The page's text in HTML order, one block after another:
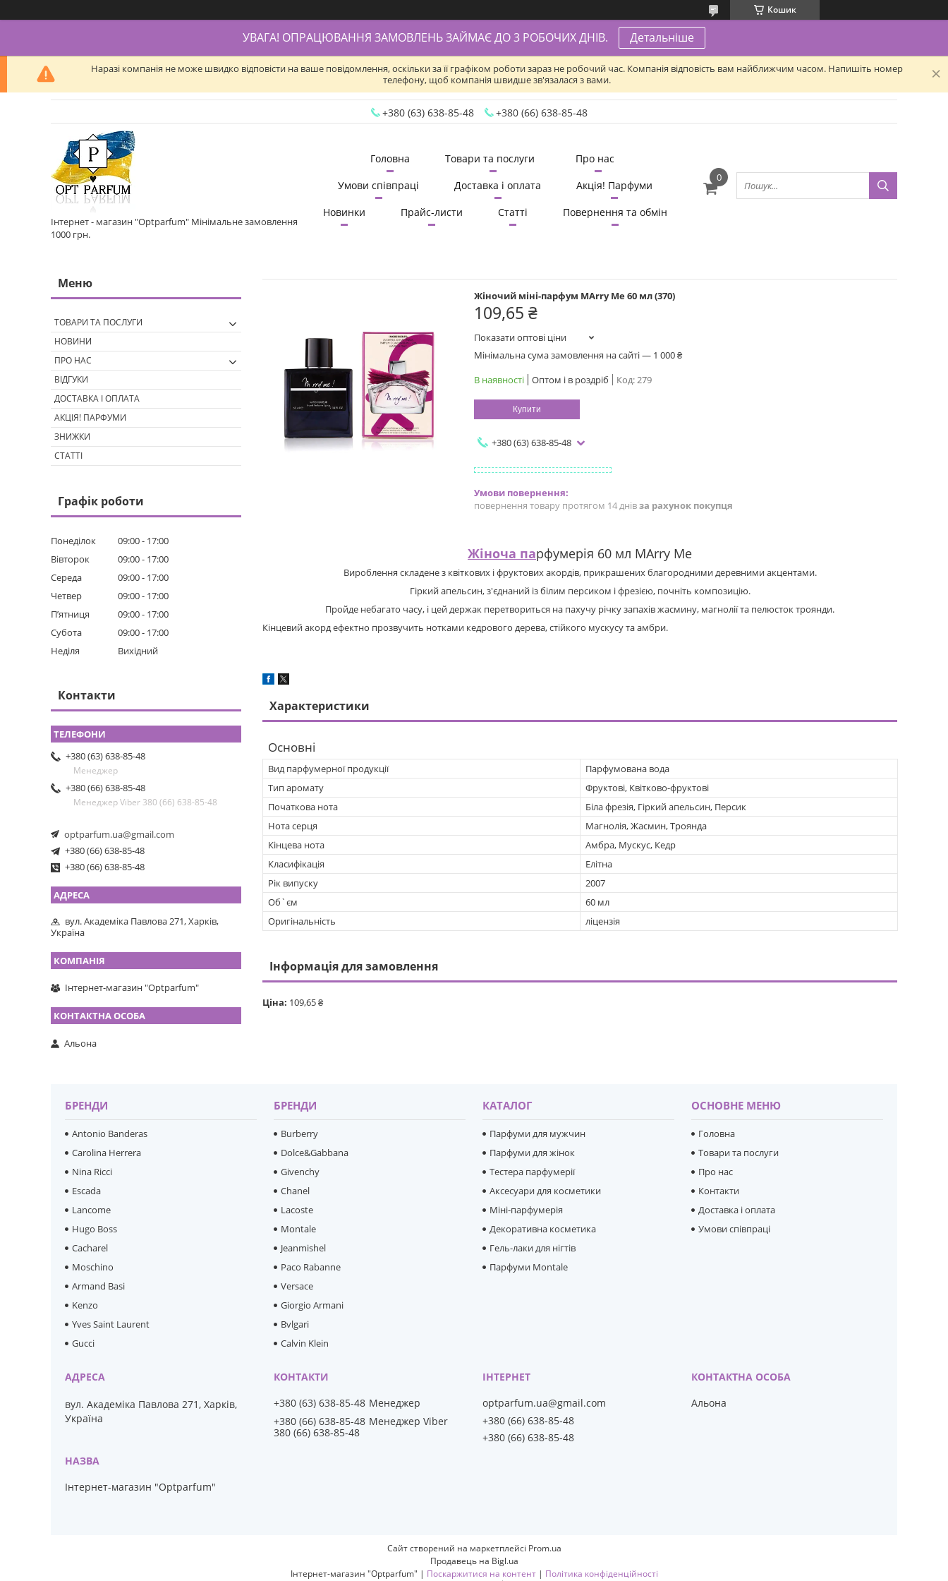
Кошик
УВАГА! ОПРАЦЮВАННЯ ЗАМОВЛЕНЬ ЗАЙМАЄ ДО 3 РОБОЧИХ ДНІВ. Детальніше
Наразі компанія не може швидко відповісти на ваше повідомлення, оскільки за її графіком роботи зараз не робочий час. Компанія відповість вам найближчим часом. Напишіть номер
телефону, щоб компанія швидше зв'язалася з вами.
+380 (63) 638-85-48 +380 (66) 638-85-48
Інтернет - магазин "Optparfum" Мінімальне замовлення
1000 грн.
Головна Товари та послуги
Про нас
Умови співпраці
Доставка і оплата
Акція! Парфуми
Новинки
Прайс-листи Статті Повернення та обмін
Жіночий міні-парфум MArry Me 60 мл (370)
109,65 ₴
Показати оптові ціни
Мінімальна сума замовлення на сайті — 1 000 ₴
В наявності
Оптом і в роздріб Код:279
Купити
+380 (63) 638-85-48
повернення товару протягом 14 днівза рахунок покупця
Жіноча парфумерія 60 мл MArry Me
Вироблення складене з квіткових і фруктових акордів, прикрашених благородними деревними акцентами.
Гіркий апельсин, з'єднаний із білим персиком і фрезією, почніть композицію.
Пройде небагато часу, і цей держак перетвориться на пахучу річку запахів жасмину, магнолії та пелюсток троянди.
Кінцевий акорд ефектно прозвучить нотками кедрового дерева, стійкого мускусу та амбри.
Характеристики
Основні
Вид парфумерної продукції
Парфумована вода
Тип аромату
Фруктові, Квітково-фруктові
Початкова нота
Біла фрезія, Гіркий апельсин, Персик
Нота серця
Магнолія, Жасмин, Троянда
Кінцева нота
Амбра, Мускус, Кедр
Класифікація
Елітна
Рік випуску
2007
Об`єм
60 мл
Оригінальність
ліцензія
Інформація для замовлення
Ціна: 109,65 ₴
ТОВАРИ ТА ПОСЛУГИ
НОВИНИ
ПРО НАС
ВІДГУКИ
ДОСТАВКА І ОПЛАТА
АКЦІЯ! ПАРФУМИ
ЗНИЖКИ
СТАТТІ
Графік роботи
Понеділок 09:00
17:00
Вівторок
09:00
17:00
Середа
09:00
17:00
Четвер
09:00
17:00
Пʼятниця
09:00
17:00
Субота
09:00
17:00
Неділя
Вихідний
Контакти
+380 (63) 638-85-48
Менеджер
+380 (66) 638-85-48
Менеджер Viber 380 (66) 638-85-48
optparfum.ua@gmail.com
+380 (66) 638-85-48
+380 (66) 638-85-48
вул. Академіка Павлова 271, Харків,
Україна
Інтернет-магазин "Optparfum"
Альона
БРЕНДИ
Antonio Banderas
Carolina Herrera
Nina Ricci
Escada
Lancome
Hugo Boss
Cacharel
Moschino
Armand Basi
Kenzo
Yves Saint Laurent
Gucci
БРЕНДИ
Burberry
Dolce&Gabbana
Givenchy
Chanel
Lacoste
Montale
Jeanmishel
Paco Rabanne
Versace
Giorgio Armani
Bvlgari
Calvin Klein
КАТАЛОГ
Парфуми для мужчин
Парфуми для жінок
Тестера парфумерії
Аксесуари для косметики
Міні-парфумерія
Декоративна косметика
Гель-лаки для нігтів
Парфуми Montale
ОСНОВНЕ МЕНЮ
Головна
Товари та послуги
Про нас
Контакти
Доставка і оплата
Умови співпраці
вул. Академіка Павлова 271, Харків,
Україна
Інтернет-магазин "Optparfum"
+380 (63) 638-85-48 Менеджер
+380 (66) 638-85-48 Менеджер Viber
380 (66) 638-85-48
optparfum.ua@gmail.com
+380 (66) 638-85-48
+380 (66) 638-85-48
Альона
Сайт створений на маркетплейсі Prom.ua
Продавець на Bigl.ua
Інтернет-магазин "Optparfum" | Поскаржитися на контент | Політика конфіденційності